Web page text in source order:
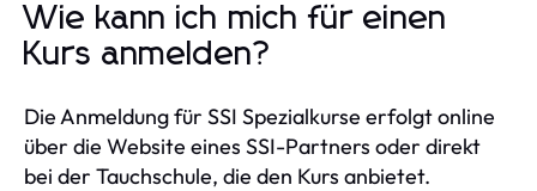
Wie kann ich mich für einen
Kurs anmelden?
Die Anmeldung für SSI Spezialkurse erfolgt online
über die Website eines SSI-Partners oder direkt
bei der Tauchschule, die den Kurs anbietet.